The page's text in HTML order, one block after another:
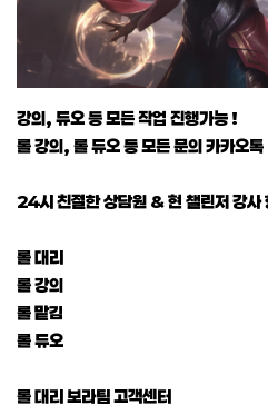
강의, 듀오 등 모든 작업 진행가능 !
롤 강의, 롤 듀오 등 모든 문의 카카
24시 친절한 상담원 & 현 챌린저 강사
롤 대리
롤 강의
롤 맡김
롤 듀오
롤 대리 보라팀 고객센터